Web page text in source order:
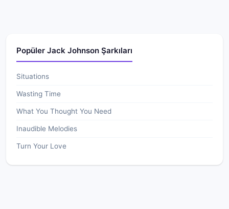
Popüler Jack Johnson Şarkıları
Situations
Wasting Time
What You Thought You Need
Inaudible Melodies
Turn Your Love